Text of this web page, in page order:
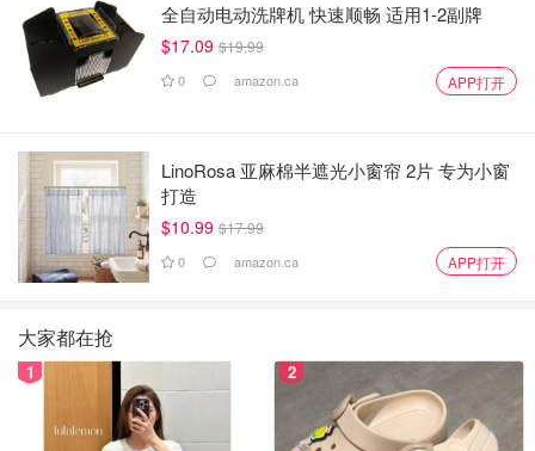
全自动电动洗牌机 快速顺畅 适用1-2副牌
$17.09 $19.99
0 amazon.ca APP打开
LinoRosa 亚麻棉半遮光小窗帘 2片 专为小窗
打造
$10.99 $17.99
0 amazon.ca APP打开
大家都在抢
1 2